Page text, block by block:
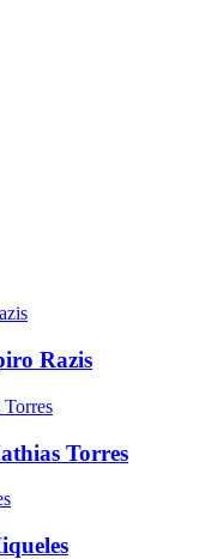
Razis
Torres